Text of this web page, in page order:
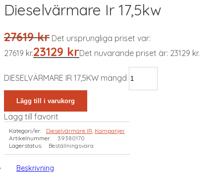
Dieselvärmare Ir 17,5kw
27619kr Det ursprungliga priset var:
27619 kr.23129 krDet nuvarande priset är: 23129 kr.
DIESELVÄRMARE IR 17,5KW mängd
Lägg till i varukorg
Lägg till favorit
Kategori/er: Dieselvärmare IR, Kampanjer
Artikelnummer:
39380170
Lagerstatus:
Beställningsvara
Beskrivning